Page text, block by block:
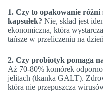
1. Czy to opakowanie różni
kapsułek? Nie, skład jest
ekonomiczna, która
tańsze w przeliczeniu na
2. Czy probiotyk pomaga
Aż 70-80% komórek
jelitach (tkanka GALT).
która nie przepuszcza